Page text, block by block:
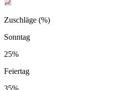
Zuschläge (%)
Sonntag
25%
Feiertag
35%